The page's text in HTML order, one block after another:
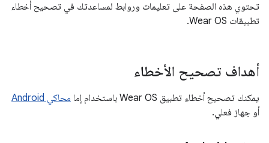
تحتوي هذه الصفحة على تعليمات وروابط لمساعدتك في تصحيح أخطاء
تطبيقات Wear OS.
أهداف تصحيح الأخطاء
يمكنك تصحيح أخطاء تطبيق Wear OS باستخدام إما
محاكي Android
أو جهاز فعلي.